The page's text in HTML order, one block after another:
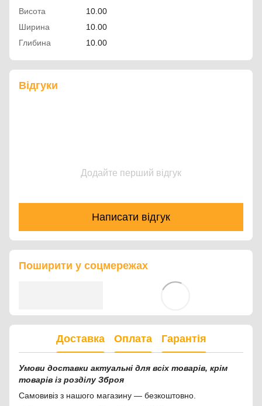
Висота
10.00
Ширина
10.00
Глибина
10.00
Відгуки
Додайте перший відгук
Написати відгук
Поширити у соцмережах
Доставка Оплата Гарантія
Умови доставки актуальні для всіх товарів, крім
товарів із розділу Зброя
Самовивіз з нашого магазину — безкоштовно.